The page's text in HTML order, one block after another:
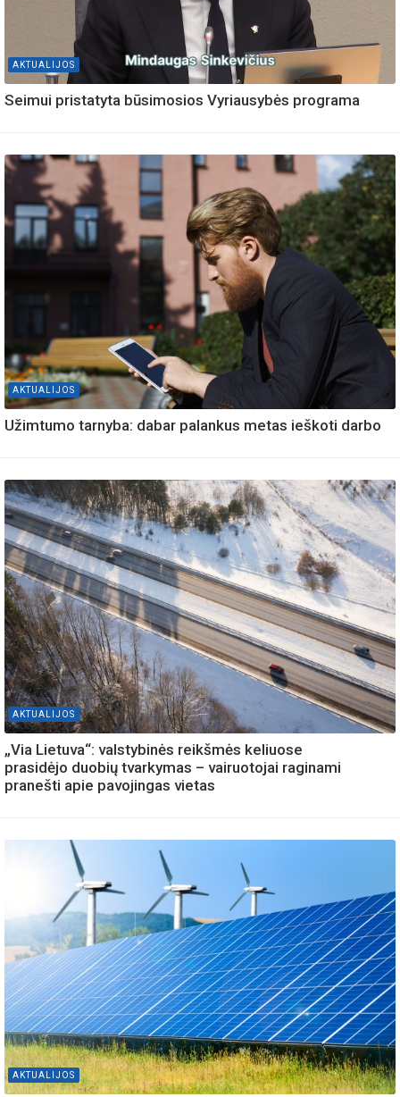
AKTUALIJOS
Seimui pristatyta būsimosios Vyriausybės programa
AKTUALIJOS
Užimtumo tarnyba: dabar palankus metas ieškoti darbo
AKTUALIJOS
„Via Lietuva“: valstybinės reikšmės keliuose
prasidėjo duobių tvarkymas – vairuotojai raginami
pranešti apie pavojingas vietas
AKTUALIJOS